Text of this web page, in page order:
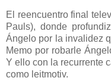
El reencuentro final
Pauls), donde
Ángelo por la invalidez
Memo por robarle
Y ello con la recurrente
como leitmotiv.